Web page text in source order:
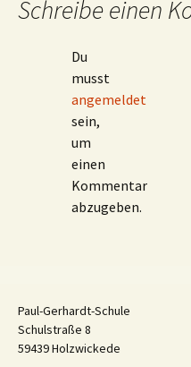
Schreibe einen
Du
musst
angemeldet
sein,
um
einen
Kommentar
abzugeben.
Paul-Gerhardt-Schule
Schulstraße 8
59439 Holzwickede